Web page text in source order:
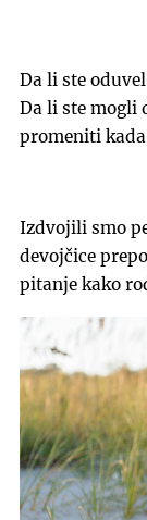
Da li ste
Da li ste mogli
promeniti
Izdvojili smo
devojčice
pitanje kako